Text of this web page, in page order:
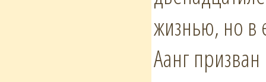
жизнью, но в
Аанг